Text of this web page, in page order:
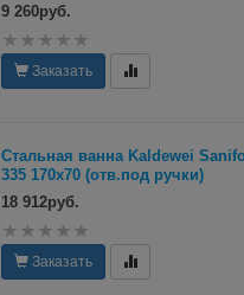
9 260руб.
Заказать
Стальная ванна Kaldewei
335 170x70 (отв.под ручки)
18 912руб.
Заказать